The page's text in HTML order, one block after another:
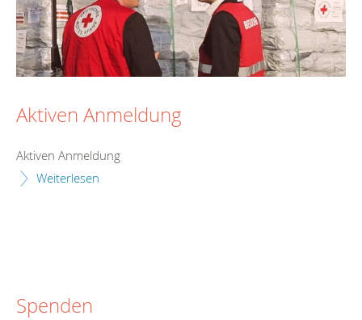
Aktiven Anmeldung
Aktiven Anmeldung
Weiterlesen
Spenden